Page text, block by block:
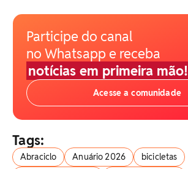
Participe do canal
no Whatsapp e receba
notícias em primeira mão!
Acesse a comunidade
Tags:
Abraciclo Anuário 2026
bicicletas